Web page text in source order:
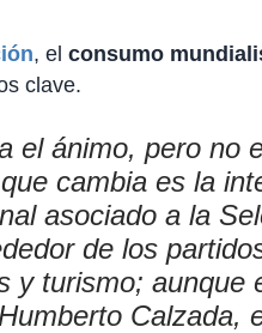
, el consumo
clave.
el ánimo, pero no
cambia es la
asociado a la
de los
y turismo;
Calzada,